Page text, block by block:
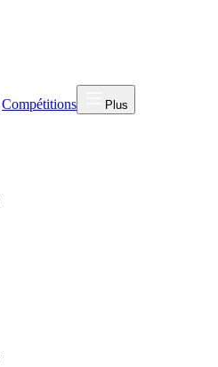
Compétitions Plus